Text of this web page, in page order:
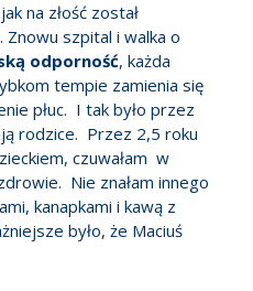
na złość został
szpital i walka o
odporność, każda
tempie zamienia się
płuc. I tak było przez
rodzice. Przez 2,5 roku
czuwałam w
Nie znałam innego
kanapkami i kawą z
było, że Maciuś